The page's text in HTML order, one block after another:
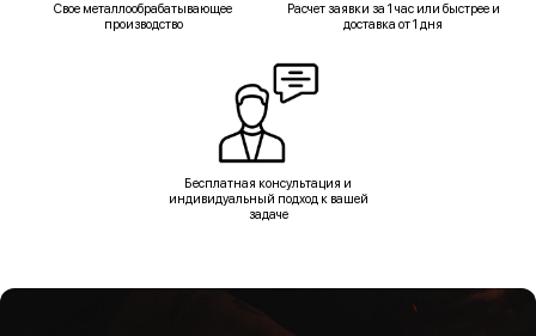
Свое металлообрабатывающее
производство
Расчет заявки за 1 час или быстрее и
доставка от 1 дня
Бесплатная консультация и
индивидуальный подход к вашей
задаче